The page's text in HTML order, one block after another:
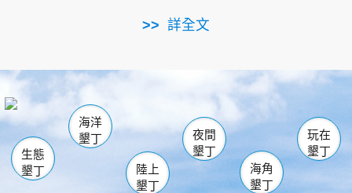
詳全文
南仁湖
海生館
恆春 佳樂水
龍鑾潭自然中心 森林遊樂區
瓊麻館
關山 墾管處遊客中心
社頂公園 風吹沙
船帆石
白砂 龍磐公園
香蕉灣
砂島
鵝鑾鼻
生態
墾丁
海洋
墾丁
陸上
墾丁
夜間
墾丁
海角
墾丁
玩在
墾丁